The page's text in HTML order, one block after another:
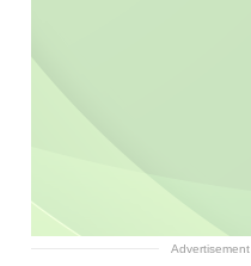
Advertisement